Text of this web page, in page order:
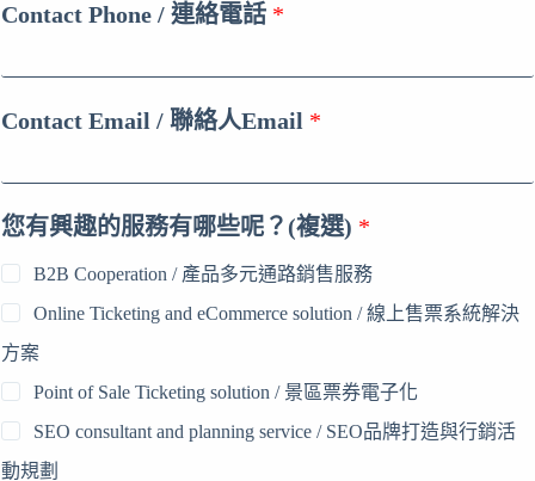
Contact Phone / 連絡電話 *
Contact Email / 聯絡人Email *
您有興趣的服務有哪些呢？(複選) *
B2B Cooperation / 產品多元通路銷售服務
Online Ticketing and eCommerce solution / 線上售票系統解決
方案
Point of Sale Ticketing solution / 景區票券電子化
SEO consultant and planning service / SEO品牌打造與行銷活
動規劃